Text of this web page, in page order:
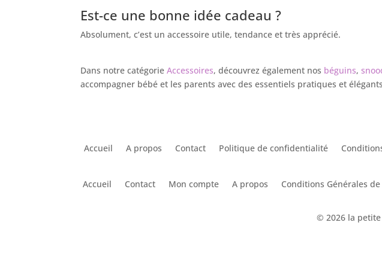
Est-ce une bonne idée cadeau ?
Absolument, c’est un accessoire utile, tendance et très apprécié.
Dans notre catégorieAccessoires, découvrez également nos béguins,
accompagner bébé et les parents avec des essentiels pratiques et
Accueil A propos Contact Politique de confidentialité
Accueil Contact Mon compte A propos Conditions Générales
© 2026 la